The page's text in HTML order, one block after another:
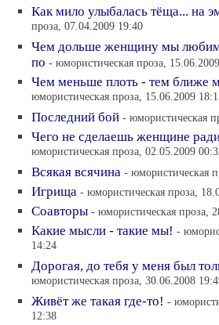
Как мило улыбалась тёща... на
проза, 07.04.2009 19:40
Чем дольше женщину мы
по - юмористическая проза,
Чем меньше плоть - тем ближе
юмористическая проза, 15.06.2009
Последний бой - юмористическая
Чего не сделаешь женщине
юмористическая проза, 02.05.2009
Всякая всячина - юмористическая
Игрища - юмористическая проза,
Соавторы - юмористическая проза,
Какие мысли - такие мы! -
14:24
Дорогая, до тебя у меня был
юмористическая проза, 30.06.2008
Живёт же такая где-то! -
12:38